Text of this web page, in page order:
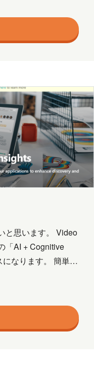
2025年9月
2025年6月
2025年3月
2024年12月
2024年9月
2024年3月
2023年12月
2023年2月
2021年1月
分析を提供する統
「データのコピ
でのデータのスムー
と思います。 Video
「AI + Cognitive
なります。 簡単に
ドサービス」にな
出」できるか・・・
きなりですが、サ
チャーになります。